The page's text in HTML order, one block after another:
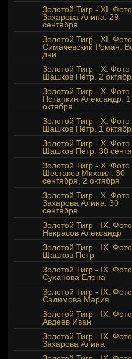
Золотой Тигр - XI. Фото
Захарова Алина. 29
сентября
Золотой Тигр - XI. Фото
Симачевский Роман.
дни
Золотой Тигр - Х. Фото
Шашков Пётр. 2
Золотой Тигр - Х. Фото
Потапкин Александр. 1
октября
Золотой Тигр - Х. Фото
Шашков Пётр. 1
Золотой Тигр - Х. Фото
Шашков Пётр. 30
Золотой Тигр - Х. Фото
Шестаков Михаил. 30
сентября, 2 октября
Золотой Тигр - X. Фото
Захарова Алина. 30
сентября
Золотой Тигр - IX. Фото
Некрасов Александр
Золотой Тигр - IX. Фото
Шашков Пётр
Золотой Тигр - IX. Фото
Суханова Елена
Золотой Тигр - IX. Фото
Салимова Мария
Золотой Тигр - IX. Фото
Авдеев Иван
Золотой Тигр - IX. Фото
Захарова Алина